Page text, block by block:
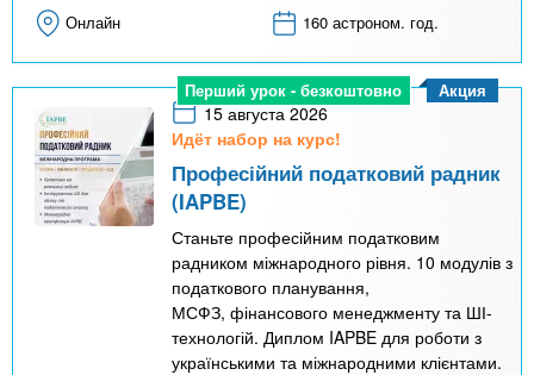
Онлайн 160 астроном. год.
Перший урок - безкоштовно
15 августа 2026
Идёт набор на курс!
Професійний податковий радник
(IAPBE)
Станьте професійним податковим
радником міжнародного рівня. 10 модулів з
податкового планування,
МСФЗ, фінансового менеджменту та ШІ-
технологій. Диплом IAPBE для роботи з
українськими та міжнародними клієнтами.
Акция